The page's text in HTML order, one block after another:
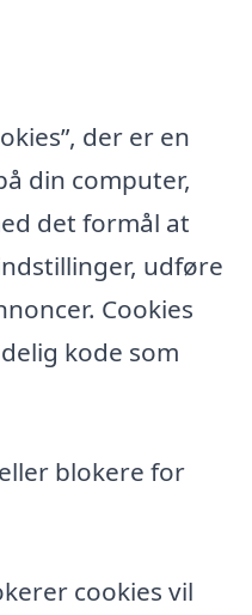
der er en
din computer,
det formål at
udføre
Cookies
kode som
blokere for
cookies vil